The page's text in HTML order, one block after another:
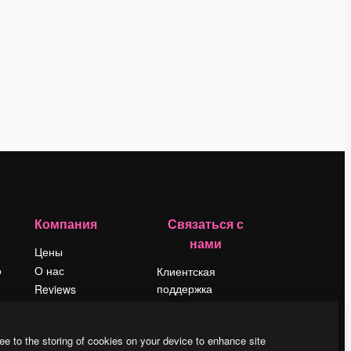
Компания
Цены
О нас
Reviews
Блог
Связаться с
нами
Клиентская
поддержка
LinkedIn
to the storing of cookies on your device to enhance site